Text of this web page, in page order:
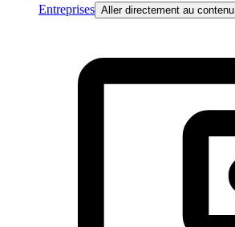
Entreprises Aller directement au contenu